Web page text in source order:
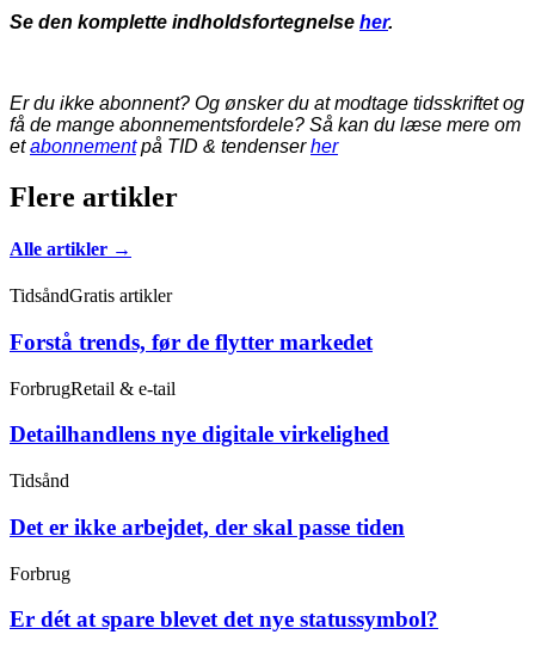
Se den komplette indholdsfortegnelse her.
Er du ikke abonnent? Og ønsker du at modtage tidsskriftet og
få de mange abonnementsfordele? Så kan du læse mere om
etabonnementpå TID & tendenserher
Flere artikler
Alle artikler →
TidsåndGratis artikler
Forstå trends, før de flytter markedet
ForbrugRetail & e-tail
Detailhandlens nye digitale virkelighed
Tidsånd
Det er ikke arbejdet, der skal passe tiden
Forbrug
Er dét at spare blevet det nye statussymbol?